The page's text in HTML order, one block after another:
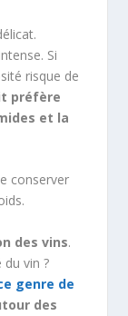
Si
risque de
préfère
et la
conserver
des vins.
vin ?
genre de
des